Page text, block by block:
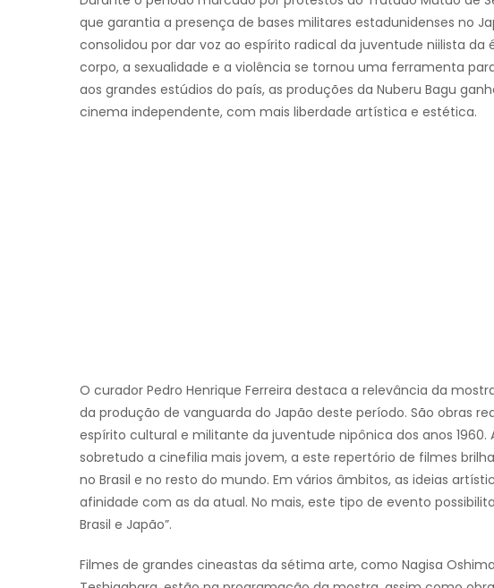
que garantia a presença de bases militares estadunidenses no
consolidou por dar voz ao espírito radical da juventude niilista
corpo, a sexualidade e a violência se tornou uma ferramenta
aos grandes estúdios do país, as produções da Nuberu Bagu
cinema independente, com mais liberdade artística e estética.
O curador Pedro Henrique Ferreira destaca a relevância da
da produção de vanguarda do Japão deste período. São obras
espírito cultural e militante da juventude nipônica dos anos 1960.
sobretudo a cinefilia mais jovem, a este repertório de filmes
no Brasil e no resto do mundo. Em vários âmbitos, as ideias
afinidade com as da atual. No mais, este tipo de evento
Brasil e Japão”.
Filmes de grandes cineastas da sétima arte, como Nagisa